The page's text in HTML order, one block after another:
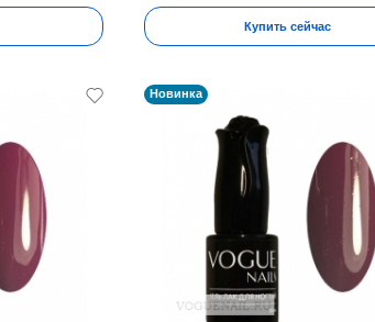
Купить сейчас
Новинка